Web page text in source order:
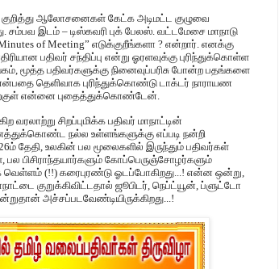
குறித்து ஆலோசனைகள் கேட்க அடிமட்ட குழுவை
இடம் – டிஸ்கவரி புக் பேலஸ். வட்டமேசை மாநாடு
of Meeting” எடுக்குறீங்களா ? என்றார். எனக்கு
பதிவர் சந்திப்பு என்று ஓரளவுக்கு புரிந்துக்கொள்ள
மூத்த பதிவர்களுக்கு நினைவுப்பரிசு போன்ற பதங்களை
தெளிவாக புரிந்துக்கொண்டு டாக்டர் நாராயண
என்னை புதைத்துக்கொண்டேன்.
வரலாற்று சிறப்புமிக்க பதிவர் மாநாட்டின்
நல்ல உள்ளங்களுக்கு எப்படி நன்றி
தேதி, உலகின் பல மூலைகளில் இருந்தும் பதிவர்கள்
பிசிராந்தயார்களும் கோப்பெருஞ்சோழர்களும்
(!!) கரைபுரண்டு ஓடப்போகிறது...! என்ன ஒன்று,
குறுக்கிவிட்டதால் ஜூபிடர், நெப்ட்யூன், ப்ளுட்டோ
அச்சப்படவேண்டியிருக்கிறது...!